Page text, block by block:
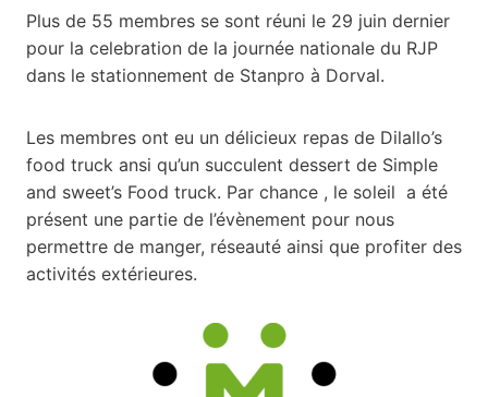
Plus de 55 membres se sont réuni le 29 juin dernier
pour la celebration de la journée nationale du RJP
dans le stationnement de Stanpro à Dorval.
Les membres ont eu un délicieux repas de Dilallo’s
food truck ansi qu’un succulent dessert de Simple
and sweet’s Food truck. Par chance , le soleil a été
présent une partie de l’évènement pour nous
permettre de manger, réseauté ainsi que profiter des
activités extérieures.